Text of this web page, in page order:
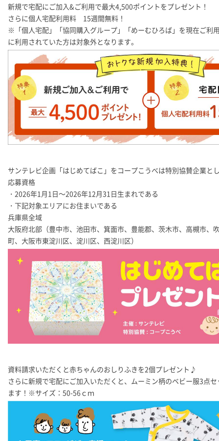
新規で宅配にご加入&ご利用で最大4,500ポイントをプレゼント！
さらに個人宅配利用料 15週間無料！
※「個人宅配」「協同購入グループ」「めーむひろば」を現在ご利
に利用されていた方は対象外となります。
サンテレビ企画「はじめてばこ」をコープこうべは特別協賛企業と
応募資格
・2026年1月1日～2026年12月31日生まれである
・下記対象エリアにお住まいである
兵庫県全域
大阪府北部（豊中市、池田市、箕面市、豊能郡、茨木市、高槻市、
町、大阪市東淀川区、淀川区、西淀川区）
資料請求いただくと赤ちゃんのおしりふきを2個プレゼント♪
さらに新規で宅配にご加入いただくと、ムーミン柄のベビー服3点
ます！※サイズ：50-56ｃｍ